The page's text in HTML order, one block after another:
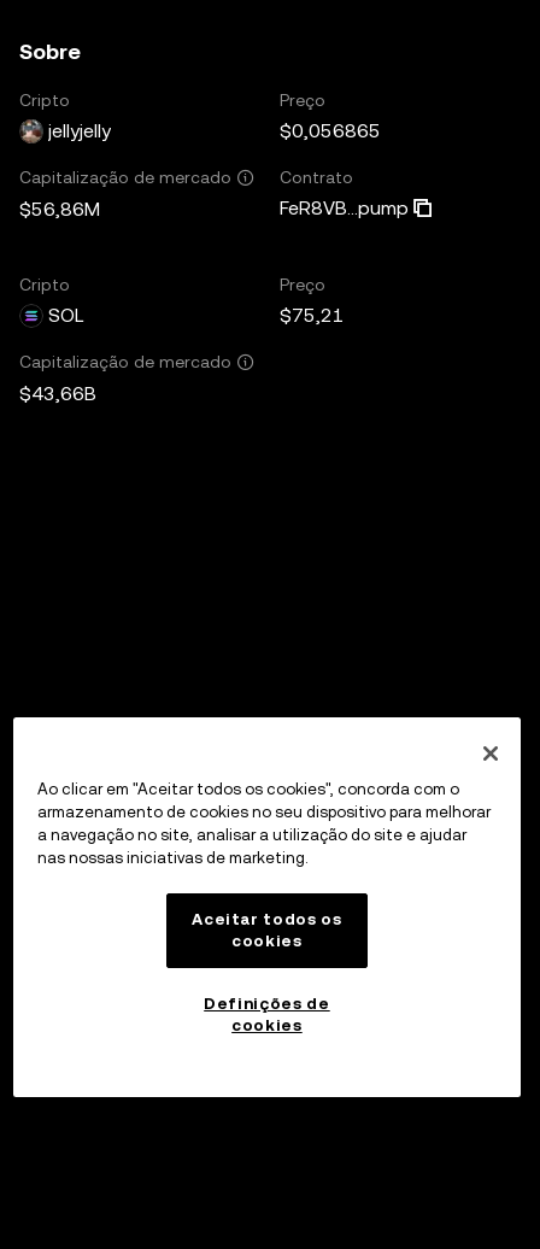
Sobre
Cripto
jellyjelly
Preço
$0,056865
Capitalização de mercado
$56,86M
Contrato
FeR8VB...pump
Cripto
SOL
Preço
$75,21
Capitalização de mercado
$43,66B
Ao clicar em "Aceitar todos os cookies", concorda com o
armazenamento de cookies no seu dispositivo para melhorar
a navegação no site, analisar a utilização do site e ajudar
nas nossas iniciativas de marketing.
Aceitar todos os
cookies
Definições de
cookies